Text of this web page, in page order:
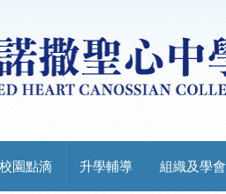
校園點滴 升學輔導 組織及學會